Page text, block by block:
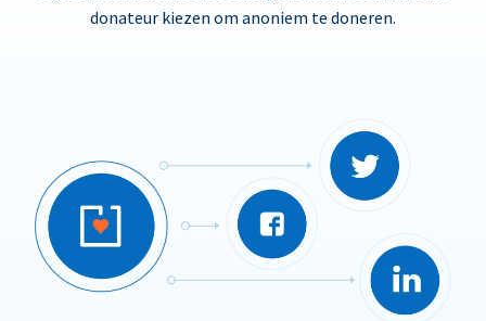
donateur kiezen om anoniem te doneren.